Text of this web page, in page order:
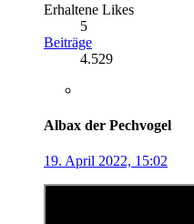
Erhaltene Likes
5
Beiträge
4.529
Albax der Pechvogel
19. April 2022, 15:02